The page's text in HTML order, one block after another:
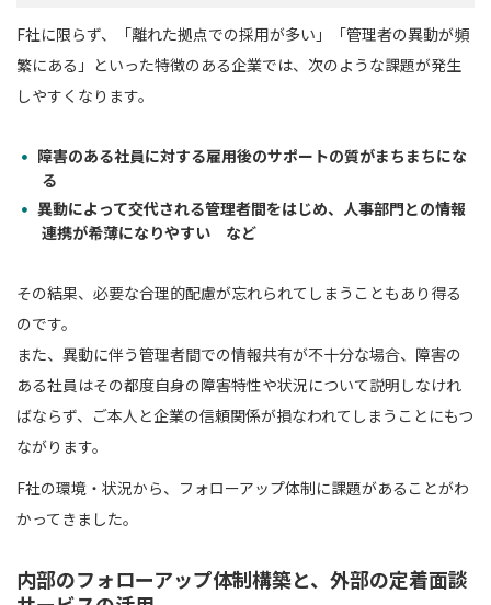
F社に限らず、「離れた拠点での採用が多い」「管理者の異動が頻
繁にある」といった特徴のある企業では、次のような課題が発生
しやすくなります。
障害のある社員に対する雇用後のサポートの質がまちまちにな
る
異動によって交代される管理者間をはじめ、人事部門との情報
連携が希薄になりやすい など
その結果、必要な合理的配慮が忘れられてしまうこともあり得る
のです。
また、異動に伴う管理者間での情報共有が不十分な場合、障害の
ある社員はその都度自身の障害特性や状況について説明しなけれ
ばならず、ご本人と企業の信頼関係が損なわれてしまうことにもつ
ながります。
F社の環境・状況から、フォローアップ体制に課題があることがわ
かってきました。
内部のフォローアップ体制構築と、外部の定着面談